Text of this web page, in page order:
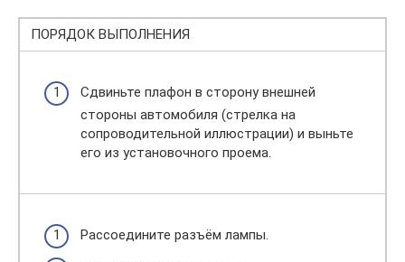
ПОРЯДОК ВЫПОЛНЕНИЯ
Сдвиньте плафон в сторону внешней
стороны автомобиля (стрелка на
сопроводительной иллюстрации) и выньте
его из установочного проема.
Рассоедините разъём лампы.